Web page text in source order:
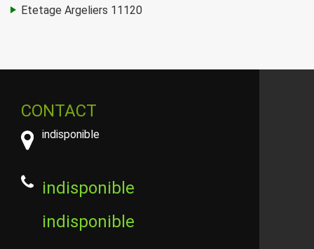
Etetage Argeliers 11120
CONTACT
indisponible
indisponible
indisponible